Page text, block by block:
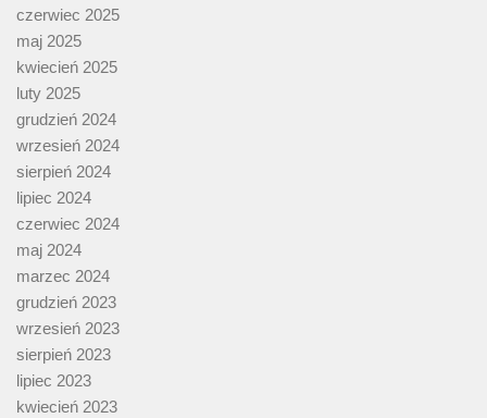
czerwiec 2025
maj 2025
kwiecień 2025
luty 2025
grudzień 2024
wrzesień 2024
sierpień 2024
lipiec 2024
czerwiec 2024
maj 2024
marzec 2024
grudzień 2023
wrzesień 2023
sierpień 2023
lipiec 2023
kwiecień 2023